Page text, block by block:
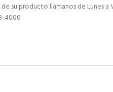
su producto llámanos de Lunes a
4000